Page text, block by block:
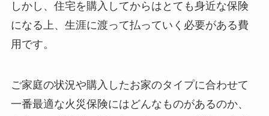
しかし、住宅を購入してからはとても身近な保険
になる上、生涯に渡って払っていく必要がある費
用です。
ご家庭の状況や購入したお家のタイプに合わせて
一番最適な火災保険にはどんなものがあるのか、